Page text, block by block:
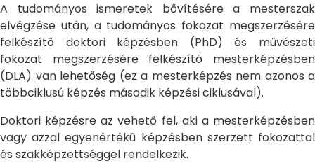
A tudományos ismeretek bővítésére a mesterszak
elvégzése után, a tudományos fokozat megszerzésére
felkészítő doktori képzésben (PhD) és művészeti
fokozat megszerzésére felkészítő mesterképzésben
(DLA) van lehetőség (ez a mesterképzés nem azonos a
többciklusú képzés második képzési ciklusával).
Doktori képzésre az vehető fel, aki a mesterképzésben
vagy azzal egyenértékű képzésben szerzett fokozattal
és szakképzettséggel rendelkezik.